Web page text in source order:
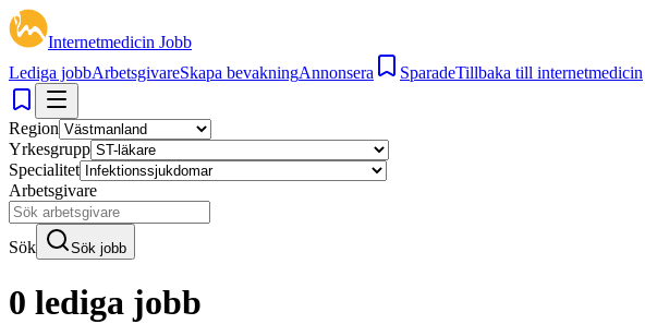
Internetmedicin Jobb
Lediga jobbArbetsgivareSkapa bevakningAnnonsera SparadeTillbaka till internetmedicin
Region
Yrkesgrupp
Specialitet
Arbetsgivare
Sök Sök jobb
0 lediga jobb